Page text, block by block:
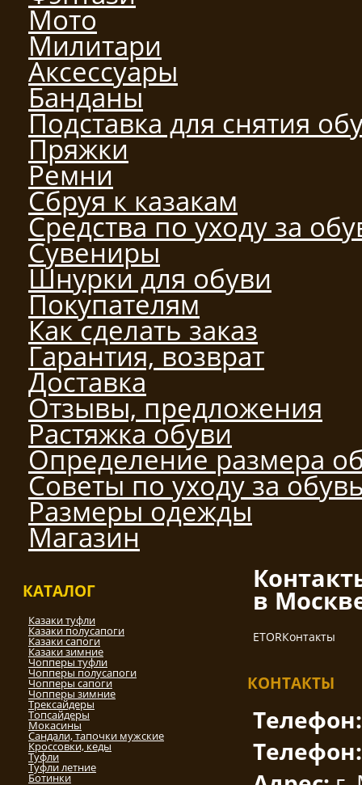
Мото
Милитари
Аксессуары
Банданы
Подставка для снятия
Пряжки
Ремни
Сбруя к казакам
Средства по уходу за
Сувениры
Шнурки для обуви
Покупателям
Как сделать заказ
Гарантия, возврат
Доставка
Отзывы, предложения
Растяжка обуви
Определение размера
Советы по уходу за
Размеры одежды
Магазин
КАТАЛОГ
Казаки туфли
Казаки полусапоги
Казаки сапоги
Казаки зимние
Чопперы туфли
Чопперы полусапоги
Чопперы сапоги
Чопперы зимние
Трексайдеры
Топсайдеры
Мокасины
Сандали, тапочки мужские
Кроссовки, кеды
Туфли
Туфли летние
Ботинки
в
ETORКонтакты
КОНТАКТЫ